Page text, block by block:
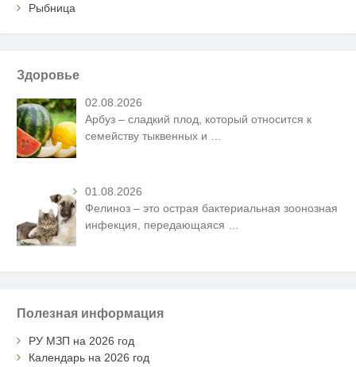
Рыбница
Здоровье
02.08.2026
Арбуз – сладкий плод, который относится к
семейству тыквенных и …
01.08.2026
Фелиноз – это острая бактериальная зоонозная
инфекция, передающаяся
Полезная информация
РУ МЗП на 2026 год
Календарь на 2026 год